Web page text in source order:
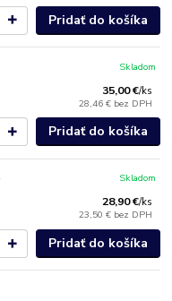
Pridať do košíka
35,00 €/ks
28,46 € bez DPH
Skladom
Pridať do košíka
28,90 €/ks
23,50 € bez DPH
Skladom
Pridať do košíka